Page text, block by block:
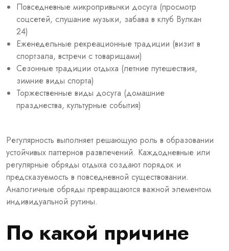
Повседневные микропривычки досуга (просмотр
соцсетей, слушание музыки, забава в клуб Вулкан
24)
Еженедельные рекреационные традиции (визит в
спортзала, встречи с товарищами)
Сезонные традиции отдыха (летние путешествия,
зимние виды спорта)
Торжественные виды досуга (домашние
празднества, культурные события)
Регулярность выполняет решающую роль в образовании
устойчивых паттернов развлечений. Каждодневные или
регулярные обряды отдыха создают порядок и
предсказуемость в повседневной существовании.
Аналогичные обряды превращаются важной элементом
индивидуальной рутины.
По какой причине